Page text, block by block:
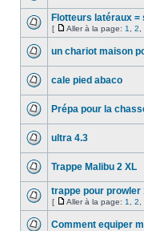
Flotteurs latéraux =
[ Aller à la page: 1 2
un chariot maison
cale pied abaco
Prépa pour la
ultra 4.3
Trappe Malibu 2 XL
trappe pour prowler
[ Aller à la page: 1 2
Comment equiper